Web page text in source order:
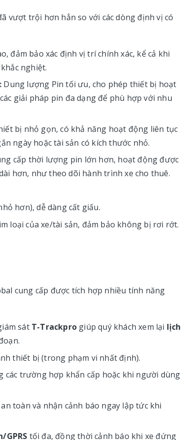
vượt trội hơn hẳn so với các dòng định vị có
đảm bảo xác định vị trí chính xác, kể cả khi
nghiệt.
Dung lượng Pin tối ưu, cho phép thiết bị hoạt
giải pháp pin đa dạng để phù hợp với nhu
bị nhỏ gọn, có khả năng hoạt động liên tục
ngày hoặc tài sản có kích thước nhỏ.
cấp thời lượng pin lớn hơn, hoạt động được
hơn, như theo dõi hành trình xe cho thuê.
hơn), dễ dàng cất giấu.
loại của xe/tài sản, đảm bảo không bị rơi rớt.
cung cấp được tích hợp nhiều tính năng
sát T-Trackprogiúp quý khách xem lại lịch
thiết bị (trong phạm vi nhất định).
trường hợp khẩn cấp hoặc khi người dùng
toàn và nhận cảnh báo ngay lập tức khi
tối đa, đồng thời cảnh báo khi xe đứng